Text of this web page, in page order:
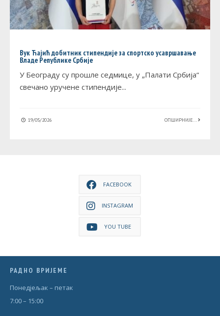
Вук Ћајић добитник стипендије за спортско усавршавање
Владе Републике Србије
У Београду су прошле седмице, у „Палати Србија“
свечано уручене стипендије...
19/05/2026 ОПШИРНИЈЕ...
FACEBOOK
INSTAGRAM
YOU TUBE
РАДНО ВРИЈЕМЕ
Понедjељак – петак
7:00 – 15:00